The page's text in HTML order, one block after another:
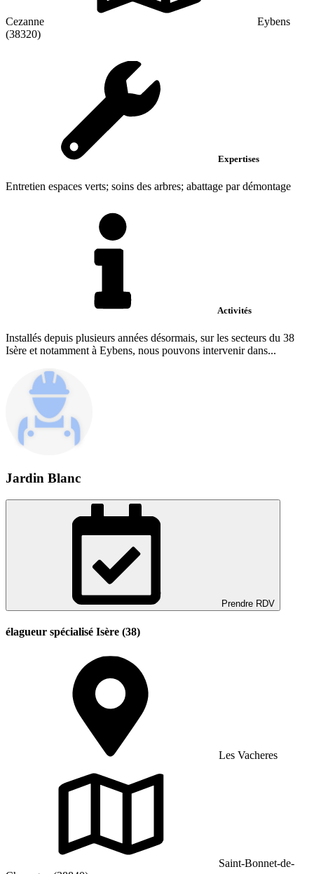
Cezanne
Eybens
(38320)
Expertises
Entretien espaces verts; soins des arbres; abattage par démontage
Activités
Installés depuis plusieurs années désormais, sur les secteurs du 38
Isère et notamment à Eybens, nous pouvons intervenir dans...
Jardin Blanc
Prendre RDV
élagueur spécialisé Isère (38)
Les Vacheres
Saint-Bonnet-de-